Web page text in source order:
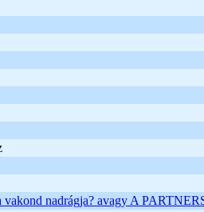
vakond nadrágja? avagy A